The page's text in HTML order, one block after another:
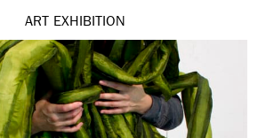
ART EXHIBITION